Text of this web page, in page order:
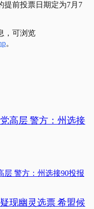
提前投票日期定为7月7
，可浏览
。
高层 警方：州选接
现幽灵选票 希盟候